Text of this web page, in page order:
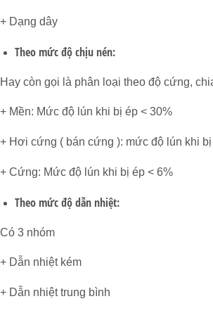
+ Dạng dây
Theo mức độ chịu nén:
Hay còn gọi là phân loại theo độ cứng,
+ Mền: Mức độ lún khi bị ép < 30%
+ Hơi cứng ( bán cứng ): mức độ lún khi
+ Cứng: Mức độ lún khi bị ép < 6%
Theo mức độ dẫn nhiệt:
Có 3 nhóm
+ Dẫn nhiệt kém
+ Dẫn nhiệt trung bình